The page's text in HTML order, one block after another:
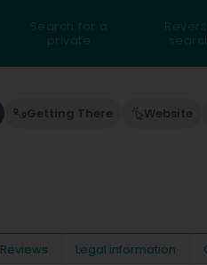
Search for a
private
Getting There Website
Reviews Legal information